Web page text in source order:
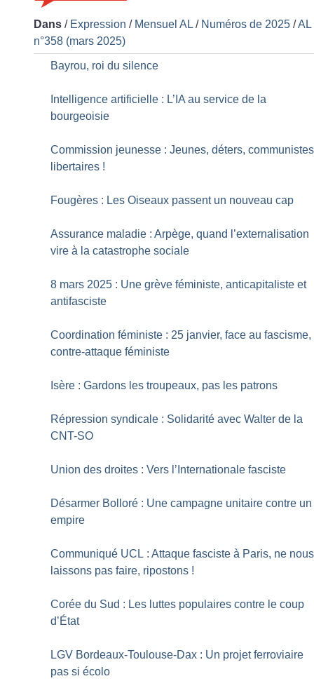
Dans / Expression / Mensuel AL / Numéros de 2025 /AL
n°358 (mars 2025)
Bayrou, roi du silence
Intelligence artificielle : L’IA au service de la
bourgeoisie
Commission jeunesse : Jeunes, déters, communistes
libertaires !
Fougères : Les Oiseaux passent un nouveau cap
Assurance maladie : Arpège, quand l’externalisation
vire à la catastrophe sociale
8 mars 2025 : Une grève féministe, anticapitaliste et
antifasciste
Coordination féministe : 25 janvier, face au fascisme,
contre-attaque féministe
Isère : Gardons les troupeaux, pas les patrons
Répression syndicale : Solidarité avec Walter de la
CNT-SO
Union des droites : Vers l’Internationale fasciste
Désarmer Bolloré : Une campagne unitaire contre un
empire
Communiqué UCL : Attaque fasciste à Paris, ne nous
laissons pas faire, ripostons !
Corée du Sud : Les luttes populaires contre le coup
d’État
LGV Bordeaux-Toulouse-Dax : Un projet ferroviaire
pas si écolo